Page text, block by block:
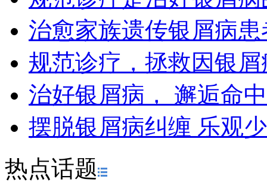
治愈家族遗传银屑病患
规范诊疗，拯救因银屑
治好银屑病， 邂逅命
摆脱银屑病纠缠 乐观
热点话题